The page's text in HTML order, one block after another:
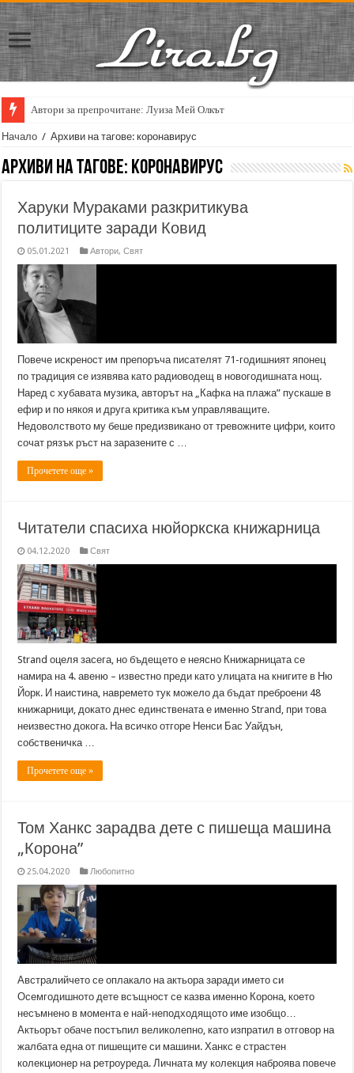
Автори за препрочитане: Луиза Мей Олкът
Начало / Архиви на тагове: коронавирус
Архиви на тагове: коронавирус
Харуки Мураками разкритикува
политиците заради Ковид
05.01.2021 Автори,Свят
Повече искреност им препоръча писателят 71-годишният японец
по традиция се изявява като радиоводещ в новогодишната нощ.
Наред с хубавата музика, авторът на „Кафка на плажа” пускаше в
ефир и по някоя и друга критика към управляващите.
Недоволството му беше предизвикано от тревожните цифри, които
сочат рязък ръст на заразените с …
Прочетете още »
Читатели спасиха нюйоркска книжарница
04.12.2020 Свят
Strand оцеля засега, но бъдещето е неясно Книжарницата се
намира на 4. авеню – известно преди като улицата на книгите в Ню
Йорк. И наистина, навремето тук можело да бъдат преброени 48
книжарници, докато днес единствената е именно Strand, при това
неизвестно докога. На всичко отгоре Ненси Бас Уайдън,
собственичка …
Прочетете още »
Том Ханкс зарадва дете с пишеща машина
„Корона”
25.04.2020 Любопитно
Австралийчето се оплакало на актьора заради името си
Осемгодишното дете всъщност се казва именно Корона, което
несъмнено в момента е най-неподходящото име изобщо…
Актьорът обаче постъпил великолепно, като изпратил в отговор на
жалбата една от пишещите си машини. Ханкс е страстен
колекционер на ретроуреда. Личната му колекция наброява повече